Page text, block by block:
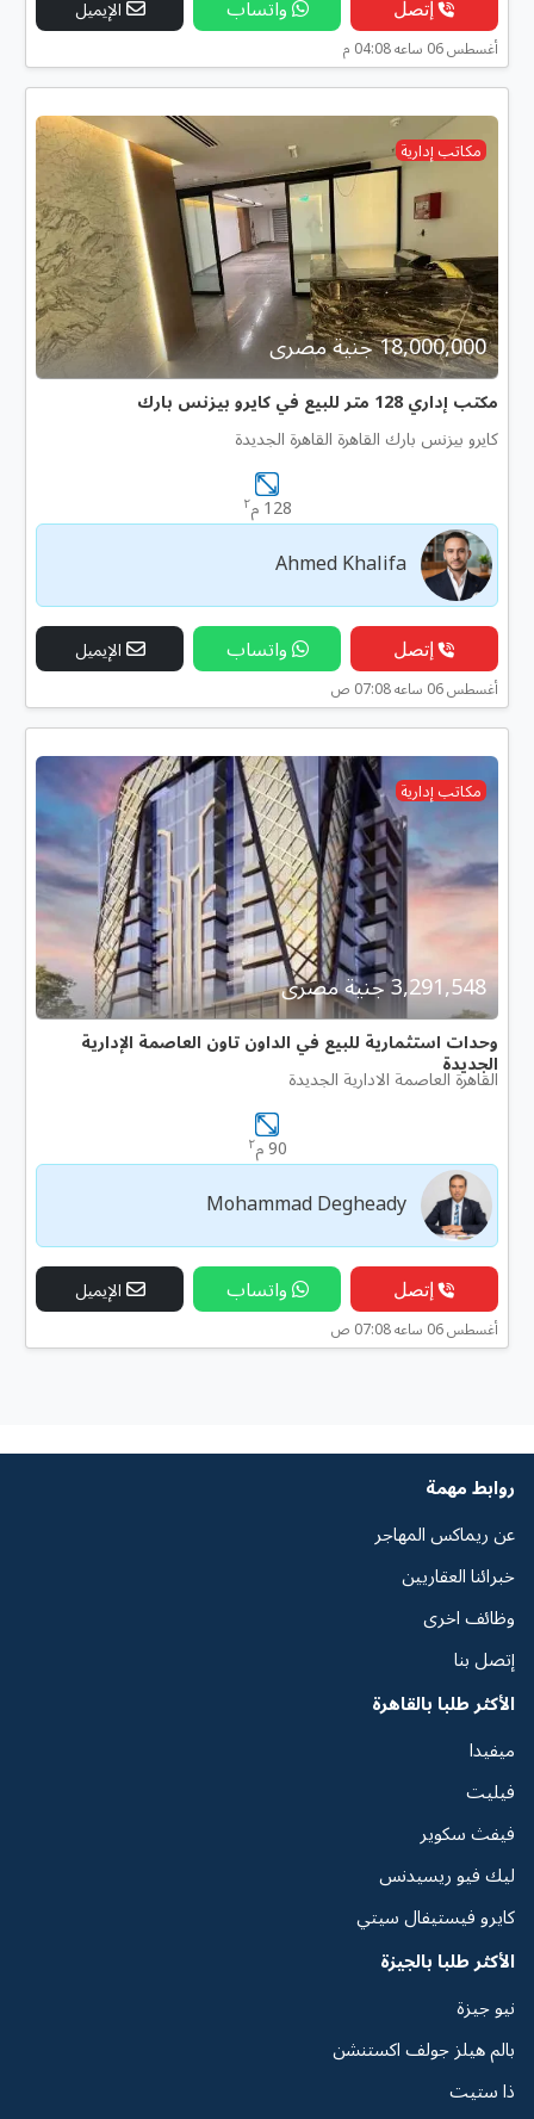
إتصل واتساب الإيميل
أغسطس 06 ساعه 04:08 م
مكاتب إدارية
18,000,000 جنية مصرى
مكتب إداري 128 متر للبيع في كايرو بيزنس بارك
كايرو بيزنس بارك القاهرة القاهرة الجديدة
128 م ٢
Ahmed Khalifa
إتصل واتساب الإيميل
أغسطس 06 ساعه 07:08 ص
مكاتب إدارية
3,291,548 جنية مصرى
وحدات استثمارية للبيع في الداون تاون العاصمة الإدارية
الجديدة
القاهرة العاصمة الادارية الجديدة
90 م ٢
Mohammad Degheady
إتصل واتساب الإيميل
أغسطس 06 ساعه 07:08 ص
روابط مهمة
عن ريماكس المهاجر
خبرائنا العقاريين
وظائف اخرى
إتصل بنا
الأكثر طلبا بالقاهرة
ميفيدا
فيليت
فيفث سكوير
ليك فيو ريسيدنس
كايرو فيستيفال سيتي
الأكثر طلبا بالجيزة
نيو جيزة
بالم هيلز جولف اكستنشن
ذا ستيت